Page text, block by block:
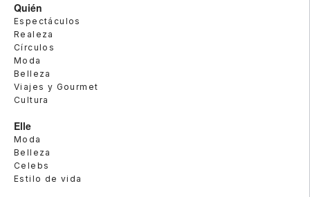
Quién
Espectáculos
Realeza
Círculos
Moda
Belleza
Viajes y Gourmet
Cultura
Elle
Moda
Belleza
Celebs
Estilo de vida